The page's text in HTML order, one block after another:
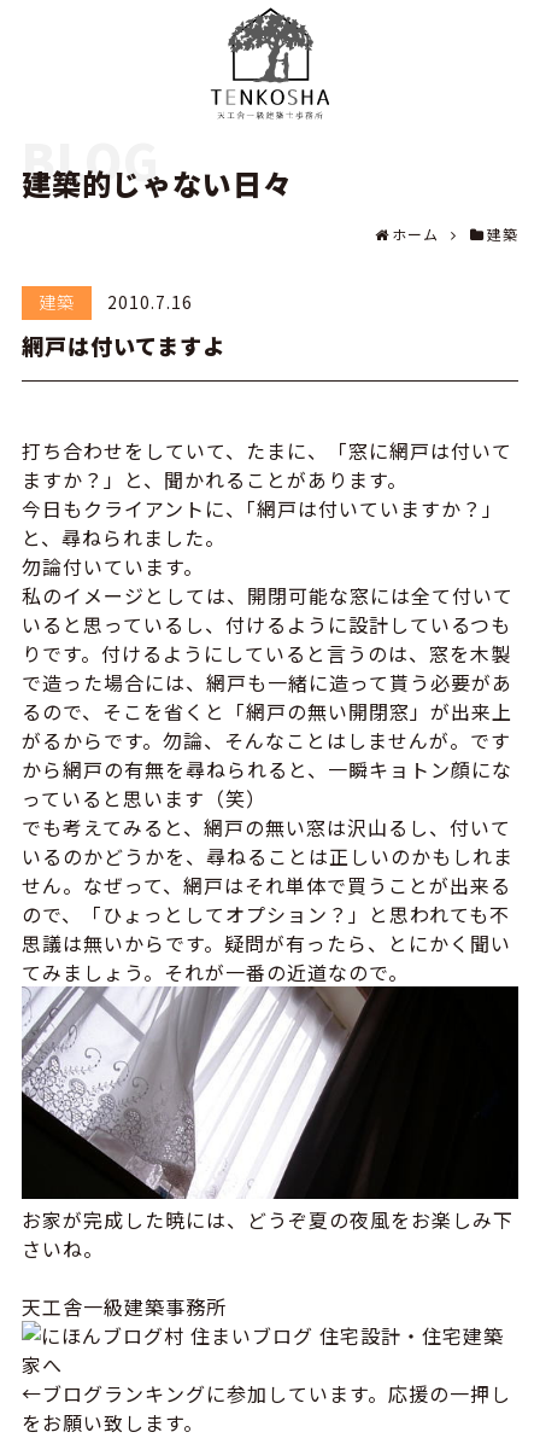
BLOG
建築的じゃない日々
ホーム 建築
建築 2010.7.16
網戸は付いてますよ
打ち合わせをしていて、たまに、「窓に網戸は付いて
ますか？」と、聞かれることがあります。
今日もクライアントに、｢網戸は付いていますか？」
と、尋ねられました。
勿論付いています。
私のイメージとしては、開閉可能な窓には全て付いて
いると思っているし、付けるように設計しているつも
りです。付けるようにしていると言うのは、窓を木製
で造った場合には、網戸も一緒に造って貰う必要があ
るので、そこを省くと「網戸の無い開閉窓」が出来上
がるからです。勿論、そんなことはしませんが。です
から網戸の有無を尋ねられると、一瞬キョトン顔にな
っていると思います（笑）
でも考えてみると、網戸の無い窓は沢山るし、付いて
いるのかどうかを、尋ねることは正しいのかもしれま
せん。なぜって、網戸はそれ単体で買うことが出来る
ので、「ひょっとしてオプション？」と思われても不
思議は無いからです。疑問が有ったら、とにかく聞い
てみましょう。それが一番の近道なので。
お家が完成した暁には、どうぞ夏の夜風をお楽しみ下
さいね。
天工舎一級建築事務所
←ブログランキングに参加しています。応援の一押し
をお願い致します。